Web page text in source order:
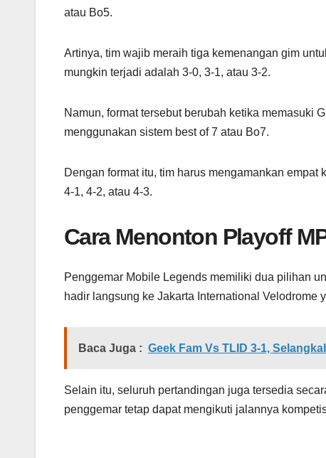
atau Bo5.
Artinya, tim wajib meraih tiga kemenangan gim
mungkin terjadi adalah 3-0, 3-1, atau 3-2.
Namun, format tersebut berubah ketika memasuki
menggunakan sistem best of 7 atau Bo7.
Dengan format itu, tim harus mengamankan
4-1, 4-2, atau 4-3.
Cara Menonton Playoff
Penggemar Mobile Legends memiliki dua pilihan
hadir langsung ke Jakarta International Velodrome
Baca Juga : Geek Fam Vs TLID 3-1,
Selain itu, seluruh pertandingan juga tersedia
penggemar tetap dapat mengikuti jalannya